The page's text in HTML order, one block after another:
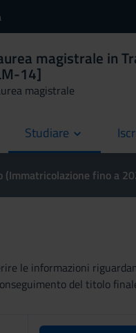
magistrale in
14]
magistrale
Studiare
(Immatricolazione fino a
le informazioni
del titolo